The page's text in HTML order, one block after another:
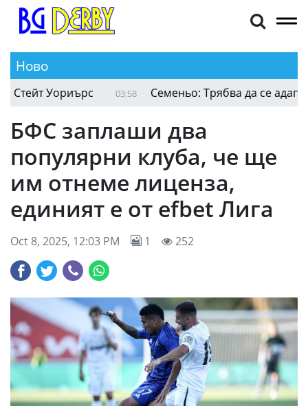
Ново
Уориърс 03:58 Семеньо: Трябва да се
БФС заплаши два
популярни клуба, че ще
им отнеме лиценза,
единият е от efbet Лига
Oct 8, 2025, 12:03 PM 1 252